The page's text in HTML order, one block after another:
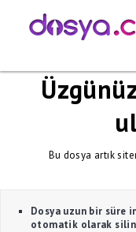
Bu dosya artık
Dosya uzun bir
otomatik olarak